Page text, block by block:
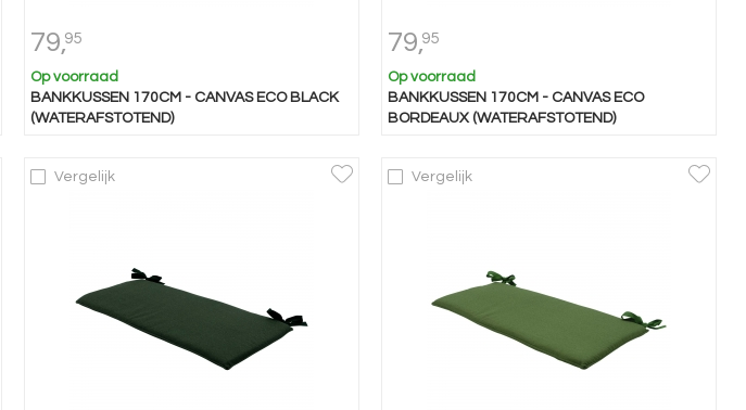
79,95
Op voorraad
BANKKUSSEN 170CM - CANVAS ECO BLACK
(WATERAFSTOTEND)
79,95
Op voorraad
BANKKUSSEN 170CM - CANVAS ECO
BORDEAUX (WATERAFSTOTEND)
Vergelijk Vergelijk